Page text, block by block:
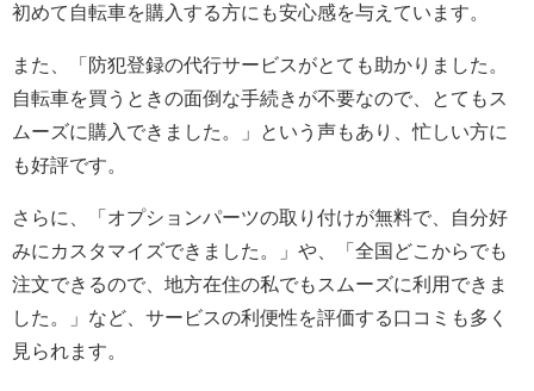
初めて自転車を購入する方にも安心感を与えています。
また、「防犯登録の代行サービスがとても助かりました。
自転車を買うときの面倒な手続きが不要なので、とてもス
ムーズに購入できました。」という声もあり、忙しい方に
も好評です。
さらに、「オプションパーツの取り付けが無料で、自分好
みにカスタマイズできました。」や、「全国どこからでも
注文できるので、地方在住の私でもスムーズに利用できま
した。」など、サービスの利便性を評価する口コミも多く
見られます。